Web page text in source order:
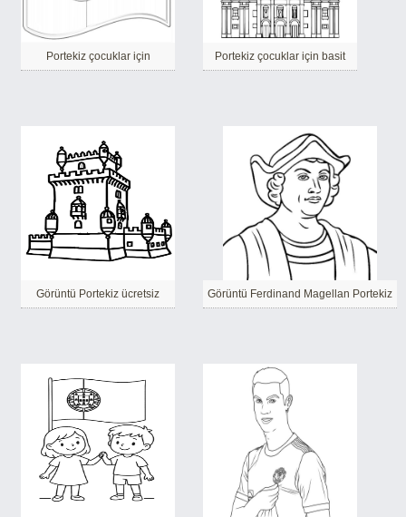
Portekiz çocuklar için Portekiz çocuklar için basit
Görüntü Portekiz ücretsiz Görüntü Ferdinand Magellan Portekiz